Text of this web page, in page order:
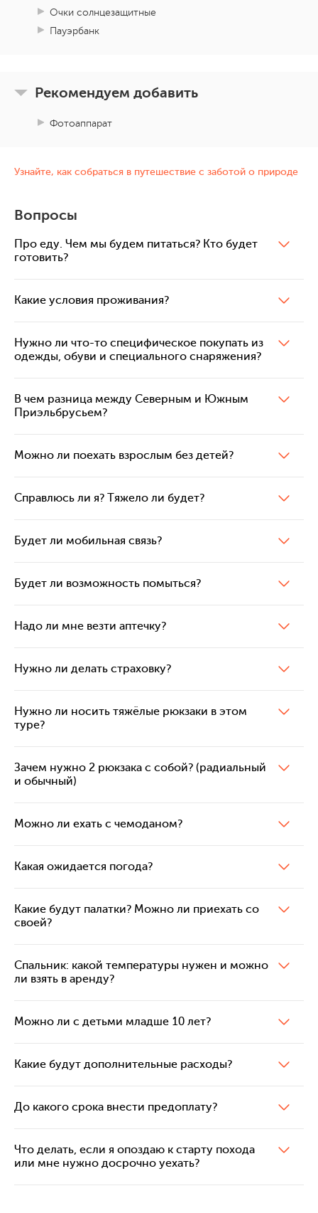
Очки солнцезащитные
Пауэрбанк
Рекомендуем добавить
Фотоаппарат
Узнайте, как собраться в путешествие с заботой о природе
Вопросы
Про еду. Чем мы будем питаться? Кто будет
готовить?
Какие условия проживания?
Нужно ли что-то специфическое покупать из
одежды, обуви и специального снаряжения?
В чем разница между Северным и Южным
Приэльбрусьем?
Можно ли поехать взрослым без детей?
Справлюсь ли я? Тяжело ли будет?
Будет ли мобильная связь?
Будет ли возможность помыться?
Надо ли мне везти аптечку?
Нужно ли делать страховку?
Нужно ли носить тяжёлые рюкзаки в этом
туре?
Зачем нужно 2 рюкзака с собой? (радиальный
и обычный)
Можно ли ехать с чемоданом?
Какая ожидается погода?
Какие будут палатки? Можно ли приехать со
своей?
Спальник: какой температуры нужен и можно
ли взять в аренду?
Можно ли с детьми младше 10 лет?
Какие будут дополнительные расходы?
До какого срока внести предоплату?
Что делать, если я опоздаю к старту похода
или мне нужно досрочно уехать?